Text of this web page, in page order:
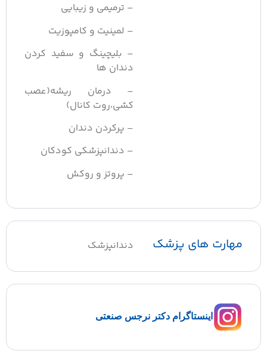
– ترمیمی و زیبایی
– لمینیت و کامپوزیت
– بلیچینگ و سفید کردن
دندان ها
– درمان ریشه(عصب
کشی،روت کانال)
– پرکردن دندان
– دندانپزشکی کودکان
– پروتز و روکش
مهارت های پزشک دندانپزشک
اینستاگرام دکتر نرجس صنعتی